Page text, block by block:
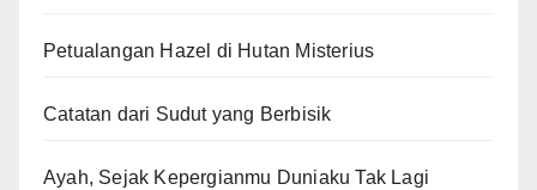
Petualangan Hazel di Hutan Misterius
Catatan dari Sudut yang Berbisik
Ayah, Sejak Kepergianmu Duniaku Tak Lagi